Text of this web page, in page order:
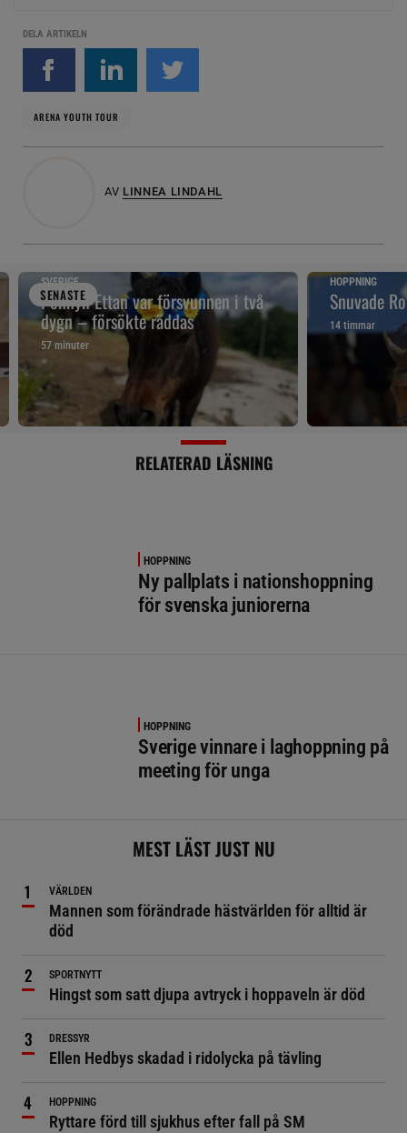
DELA ARTIKELN
ARENA YOUTH TOUR
AV LINNEA LINDAHL
SENASTE
SVERIGE
Ponnyn Ettan var försvunnen i två
dygn – försökte räddas
57 minuter
HOPPNING
Snuvade
14 timmar
RELATERAD LÄSNING
HOPPNING
Ny pallplats i nationshoppning
för svenska juniorerna
HOPPNING
Sverige vinnare i laghoppning på
meeting för unga
MEST LÄST JUST NU
VÄRLDEN
Mannen som förändrade hästvärlden för alltid är
död
SPORTNYTT
Hingst som satt djupa avtryck i hoppaveln är död
DRESSYR
Ellen Hedbys skadad i ridolycka på tävling
HOPPNING
Ryttare förd till sjukhus efter fall på SM